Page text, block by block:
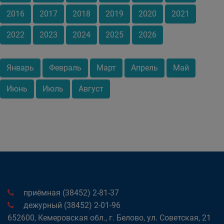
2016 2017 2018 2019 2020 2021
2022 2023 2024 2025 2026
Январь Февраль Март Апрель Май
Июнь Июль Август
приёмная (38452) 2-81-37
дежурный (38452) 2-01-96
652600, Кемеровская обл., г. Белово, ул. Советская, 21